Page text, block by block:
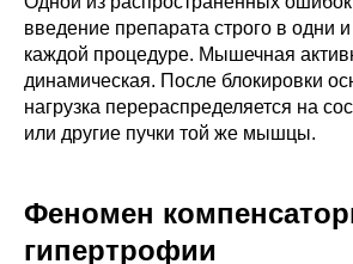
введение препарата строго в одни
каждой процедуре. Мышечная
динамическая. После блокировки
нагрузка перераспределяется на
или другие пучки той же мышцы.
Феномен
гипертрофии